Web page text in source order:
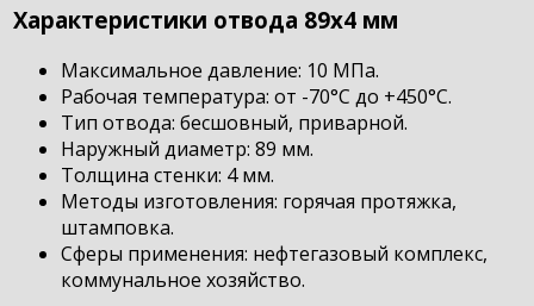
Характеристики отвода 89х4 мм
Максимальное давление: 10 МПа.
Рабочая температура: от -70°С до +450°С.
Тип отвода: бесшовный, приварной.
Наружный диаметр: 89 мм.
Толщина стенки: 4 мм.
Методы изготовления: горячая протяжка,
штамповка.
Сферы применения: нефтегазовый комплекс,
коммунальное хозяйство.